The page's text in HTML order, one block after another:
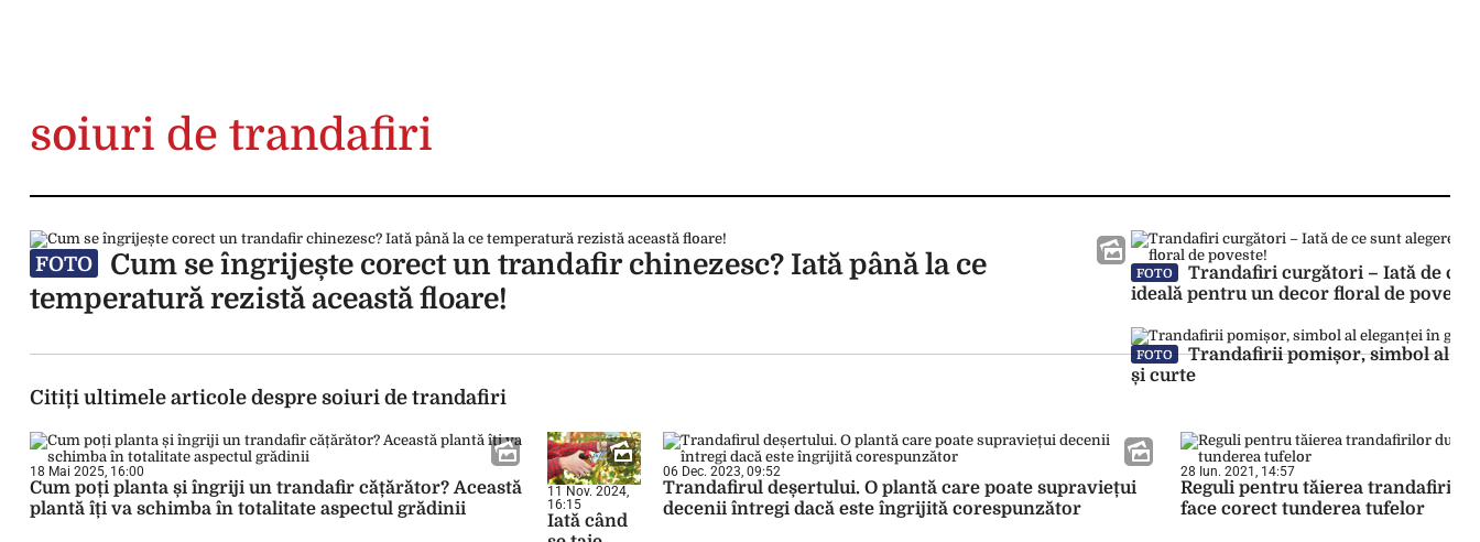
soiuri de trandafiri
FOTO
Cum se îngrijește corect un trandafir chinezesc? Iată până la ce
temperatură rezistă această floare!
FOTO
Trandafiri curgători – Iată de ce
ideală pentru un decor floral de
FOTO
Trandafirii pomișor, simbol al
și curte
Citiți ultimele articole despre soiuri de trandafiri
18 Mai 2025, 16:00
Cum poți planta și îngriji un trandafir cățărător? Această
plantă îți va schimba în totalitate aspectul grădinii
11 Nov. 2024,
16:15
Iată când
06 Dec. 2023, 09:52
Trandafirul deșertului. O plantă care poate supraviețui
decenii întregi dacă este îngrijită corespunzător
28 Iun. 2021, 14:57
Reguli pentru tăierea
face corect tunderea tufelor